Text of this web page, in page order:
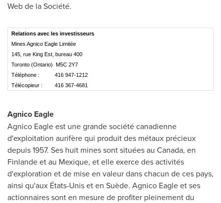
Web de la Société.
Relations avec les investisseurs
Mines Agnico Eagle Limitée
145, rue King Est, bureau 400
Toronto (Ontario) M5C 2Y7
Téléphone :
416 947-1212
Télécopieur :
416 367-4681
Agnico Eagle
Agnico Eagle est une grande société canadienne
d'exploitation aurifère qui produit des métaux précieux
depuis 1957. Ses huit mines sont situées au Canada, en
Finlande et au Mexique, et elle exerce des activités
d'exploration et de mise en valeur dans chacun de ces pays,
ainsi qu'aux États-Unis et en Suède. Agnico Eagle et ses
actionnaires sont en mesure de profiter pleinement du